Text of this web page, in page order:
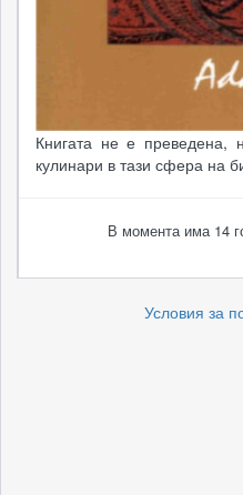
Книгата не е преведена,
кулинари в тази сфера на
В момента има 14
Условия за